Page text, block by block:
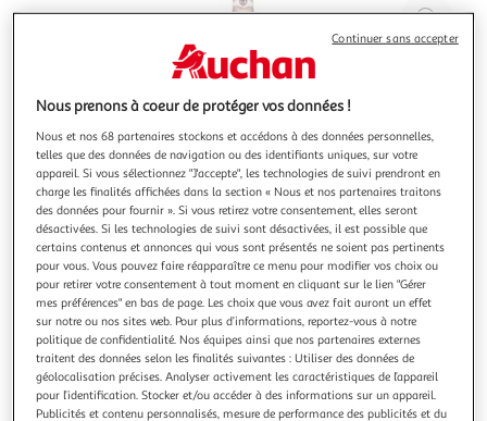
à
4.0 (2)
GRAND SUD
IGP Pays d'Oc merlot rosé
Rose pâle, sa robe est limpide et brillante aux doux reflets
framboise. Très intense, le nez laisse deviner des notes de
Nous prenons à coeur de protéger vos données !
Nous et nos 68 partenaires stockons et accédons à des données personnelles,
telles que des données de navigation ou des identifiants uniques, sur votre
appareil. Si vous sélectionnez "J'accepte", les technologies de suivi prendront en
charge les finalités affichées dans la section « Nous et nos partenaires traitons
des données pour fournir ». Si vous retirez votre consentement, elles seront
désactivées. Si les technologies de suivi sont désactivées, il est possible que
certains contenus et annonces qui vous sont présentés ne soient pas pertinents
pour vous. Vous pouvez faire réapparaître ce menu pour modifier vos choix ou
pour retirer votre consentement à tout moment en cliquant sur le lien "Gérer
mes préférences" en bas de page. Les choix que vous avez fait auront un effet
sur notre ou nos sites web. Pour plus d’informations, reportez-vous à notre
politique de confidentialité. Nos équipes ainsi que nos partenaires externes
traitent des données selon les finalités suivantes : Utiliser des données de
géolocalisation précises. Analyser activement les caractéristiques de l’appareil
pour l’identification. Stocker et/ou accéder à des informations sur un appareil.
Publicités et contenu personnalisés, mesure de performance des publicités et du
Continuer sans accepter